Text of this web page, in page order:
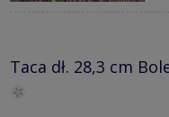
Taca dł. 28,3 cm